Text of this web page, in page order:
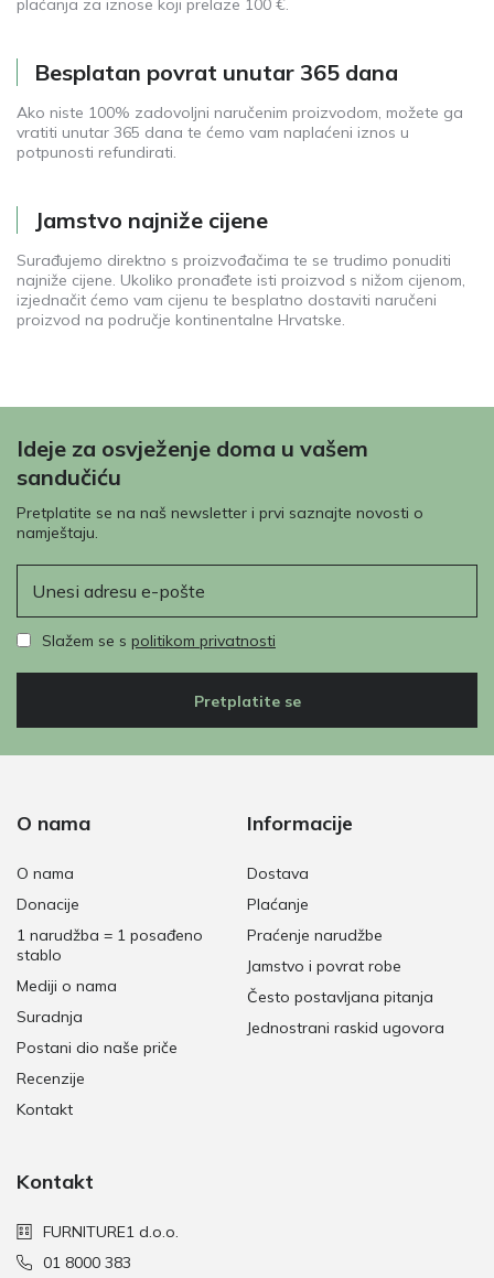
plaćanja za iznose koji prelaze 100 €.
Besplatan povrat unutar 365 dana
Ako niste 100% zadovoljni naručenim proizvodom, možete ga
vratiti unutar 365 dana te ćemo vam naplaćeni iznos u
potpunosti refundirati.
Jamstvo najniže cijene
Surađujemo direktno s proizvođačima te se trudimo ponuditi
najniže cijene. Ukoliko pronađete isti proizvod s nižom cijenom,
izjednačit ćemo vam cijenu te besplatno dostaviti naručeni
proizvod na područje kontinentalne Hrvatske.
Ideje za osvježenje doma u vašem
sandučiću
Pretplatite se na naš newsletter i prvi saznajte novosti o
namještaju.
Slažem se s politikom privatnosti
Pretplatite se
O nama
O nama
Donacije
1 narudžba = 1 posađeno
stablo
Mediji o nama
Suradnja
Postani dio naše priče
Recenzije
Kontakt
Informacije
Dostava
Plaćanje
Praćenje narudžbe
Jamstvo i povrat robe
Često postavljana pitanja
Jednostrani raskid ugovora
Kontakt
FURNITURE1 d.o.o.
01 8000 383